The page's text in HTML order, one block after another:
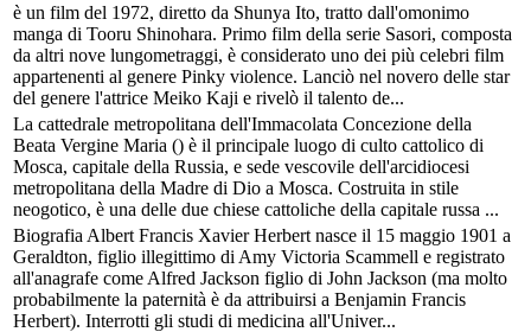
è un film del 1972, diretto da Shunya Ito, tratto dall'omonimo
manga di Tooru Shinohara. Primo film della serie Sasori, composta
da altri nove lungometraggi, è considerato uno dei più celebri film
appartenenti al genere Pinky violence. Lanciò nel novero delle star
del genere l'attrice Meiko Kaji e rivelò il talento de...
La cattedrale metropolitana dell'Immacolata Concezione della
Beata Vergine Maria () è il principale luogo di culto cattolico di
Mosca, capitale della Russia, e sede vescovile dell'arcidiocesi
metropolitana della Madre di Dio a Mosca. Costruita in stile
neogotico, è una delle due chiese cattoliche della capitale russa ...
Biografia Albert Francis Xavier Herbert nasce il 15 maggio 1901 a
Geraldton, figlio illegittimo di Amy Victoria Scammell e registrato
all'anagrafe come Alfred Jackson figlio di John Jackson (ma molto
probabilmente la paternità è da attribuirsi a Benjamin Francis
Herbert). Interrotti gli studi di medicina all'Univer...